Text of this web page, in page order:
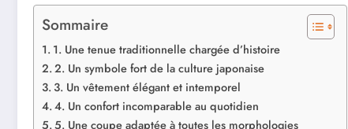
Sommaire
1. Une tenue traditionnelle chargée d’histoire
2. Un symbole fort de la culture japonaise
3. Un vêtement élégant et intemporel
4. Un confort incomparable au quotidien
5. Une coupe adaptée à toutes les morphologies